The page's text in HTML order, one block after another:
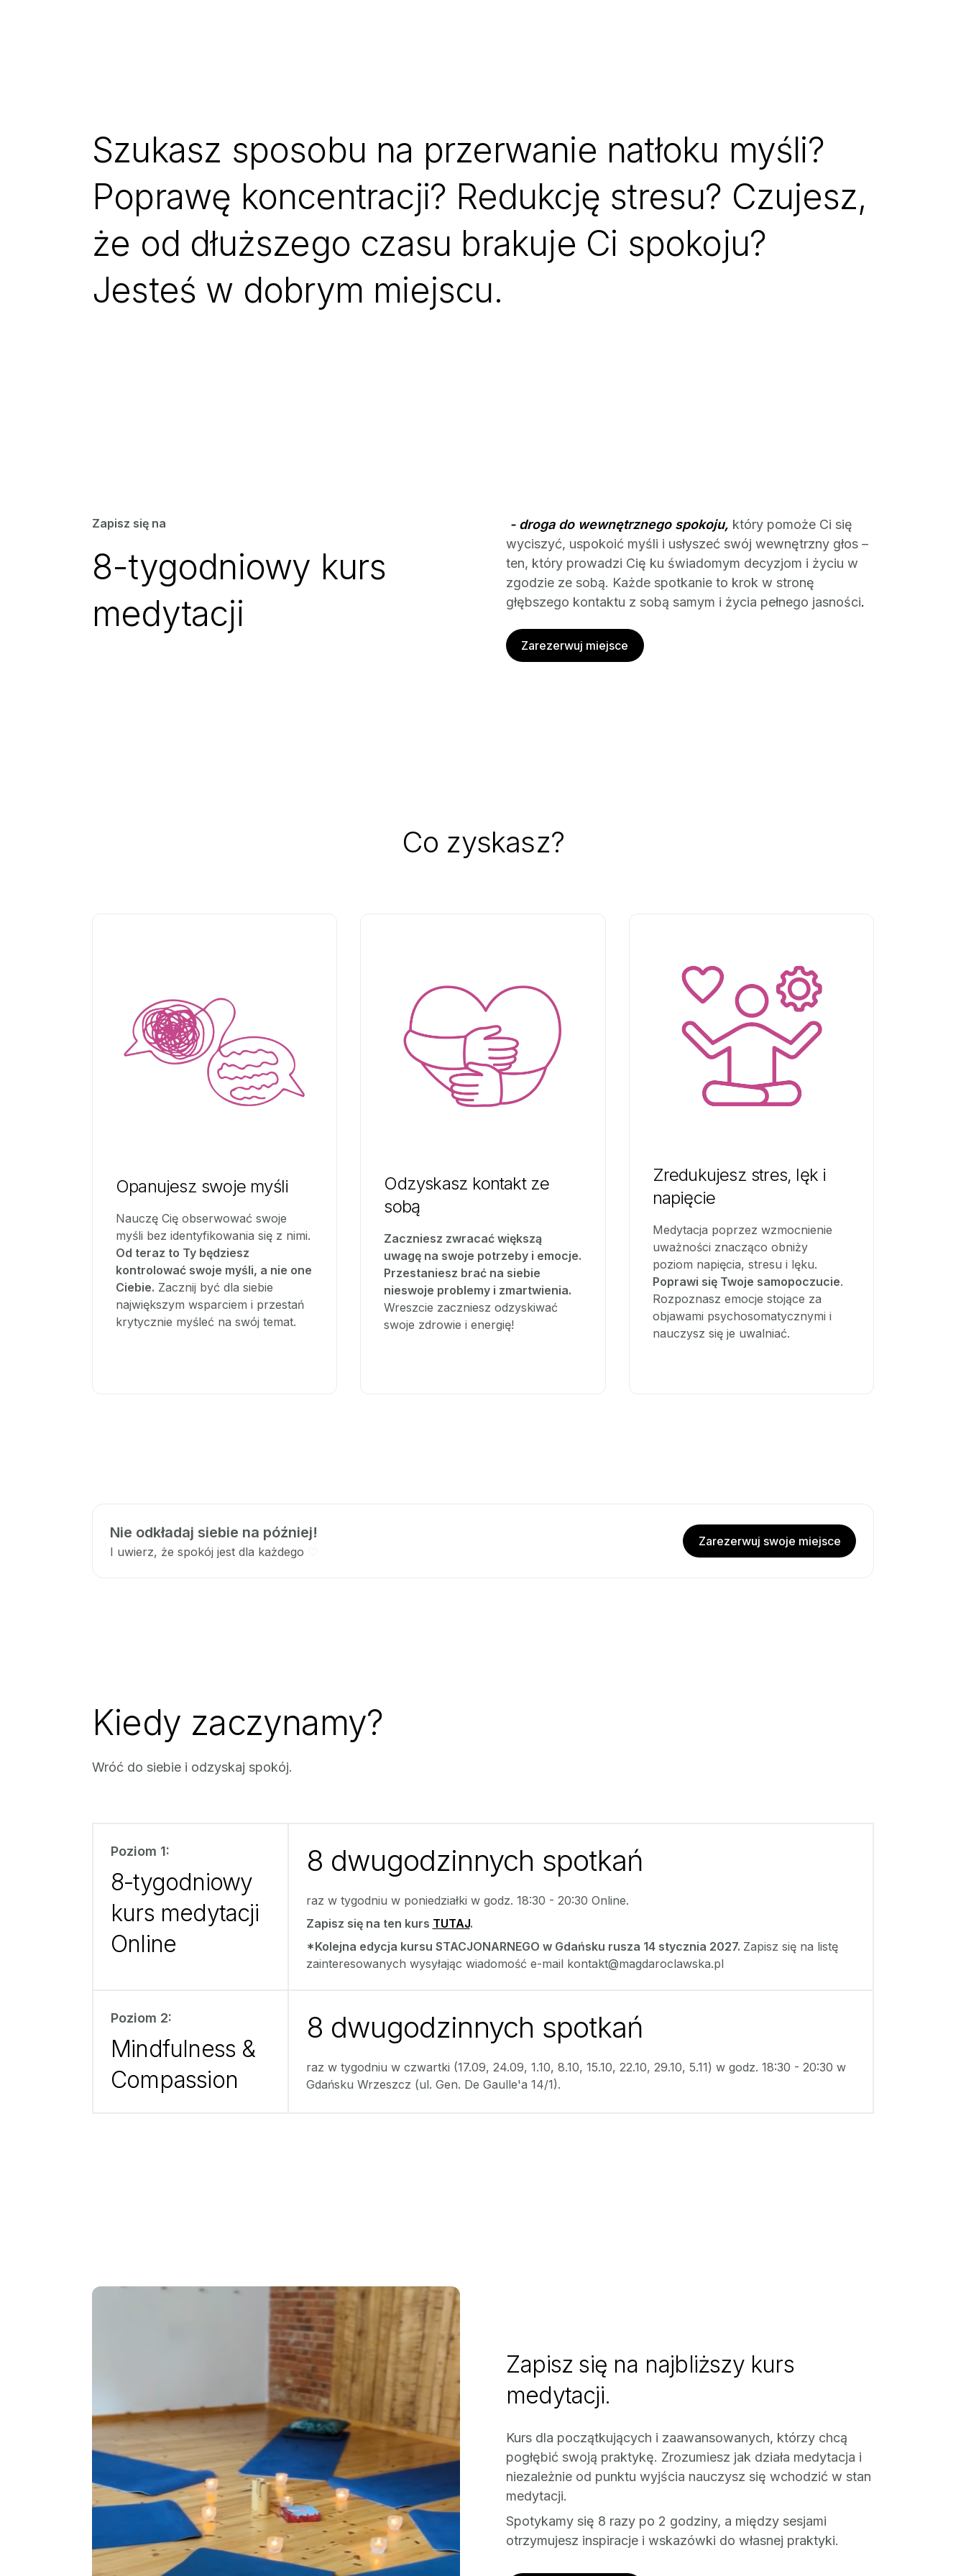
Szukasz sposobu na przerwanie natłoku myśli?
Poprawę koncentracji? Redukcję stresu? Czujesz,
że od dłuższego czasu brakuje Ci spokoju?
Jesteś w dobrym miejscu.
Zapisz się na
8-tygodniowy kurs
medytacji
- droga do wewnętrznego spokoju, który pomoże Ci się
wyciszyć, uspokoić myśli i usłyszeć swój wewnętrzny głos –
ten, który prowadzi Cię ku świadomym decyzjom i życiu w
zgodzie ze sobą. Każde spotkanie to krok w stronę
głębszego kontaktu z sobą samym i życia pełnego jasności.
Zarezerwuj miejsce
Co zyskasz?
Opanujesz swoje myśli
Nauczę Cię obserwować swoje
myśli bez identyfikowania się z nimi.
Od teraz to Ty będziesz
kontrolować swoje myśli, a nie one
Ciebie. Zacznij być dla siebie
największym wsparciem i przestań
krytycznie myśleć na swój temat.
Odzyskasz kontakt ze
sobą
Zaczniesz zwracać większą
uwagę na swoje potrzeby i emocje.
Przestaniesz brać na siebie
nieswoje problemy i zmartwienia.
Wreszcie zaczniesz odzyskiwać
swoje zdrowie i energię!
Zredukujesz stres, lęk i
napięcie
Medytacja poprzez wzmocnienie
uważności znacząco obniży
poziom napięcia, stresu i lęku.
Poprawi się Twoje samopoczucie.
Rozpoznasz emocje stojące za
objawami psychosomatycznymi i
nauczysz się je uwalniać.
Nie odkładaj siebie na później!
I uwierz, że spokój jest dla każdego
Zarezerwuj swoje miejsce
Kiedy zaczynamy?
Wróć do siebie i odzyskaj spokój.
Poziom 1:
8-tygodniowy
kurs medytacji
Online
8 dwugodzinnych spotkań
raz w tygodniu w poniedziałki w godz. 18:30 - 20:30 Online.
Zapisz się na ten kurs TUTAJ.
*Kolejna edycja kursu STACJONARNEGO w Gdańsku rusza 14 stycznia 2027. Zapisz się na listę
zainteresowanych wysyłając wiadomość e-mail kontakt@magdaroclawska.pl
Poziom 2:
Mindfulness &
Compassion
8 dwugodzinnych spotkań
raz w tygodniu w czwartki (17.09, 24.09, 1.10, 8.10, 15.10, 22.10, 29.10, 5.11) w godz. 18:30 - 20:30 w
Gdańsku Wrzeszcz (ul. Gen. De Gaulle'a 14/1).
Zapisz się na najbliższy kurs
medytacji.
Kurs dla początkujących i zaawansowanych, którzy chcą
pogłębić swoją praktykę. Zrozumiesz jak działa medytacja i
niezależnie od punktu wyjścia nauczysz się wchodzić w stan
medytacji.
Spotykamy się 8 razy po 2 godziny, a między sesjami
otrzymujesz inspiracje i wskazówki do własnej praktyki.